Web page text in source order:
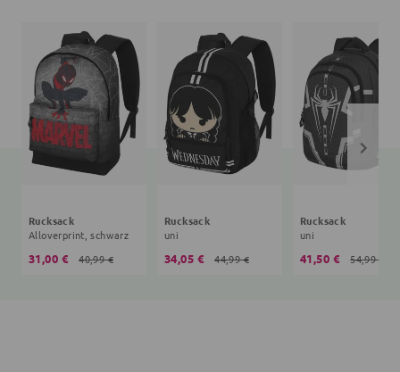
Rucksack
Alloverprint, schwarz
31,00 € 40,99 €
Rucksack
uni
34,05 € 44,99 €
Rucksack
uni
41,50 € 54,99 €